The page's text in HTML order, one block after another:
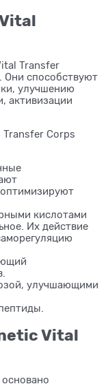
Transfer
Они способствуют
улучшению
активизации
Transfer Corps
оптимизируют
кислотами
Их действие
улучшающими
Vital